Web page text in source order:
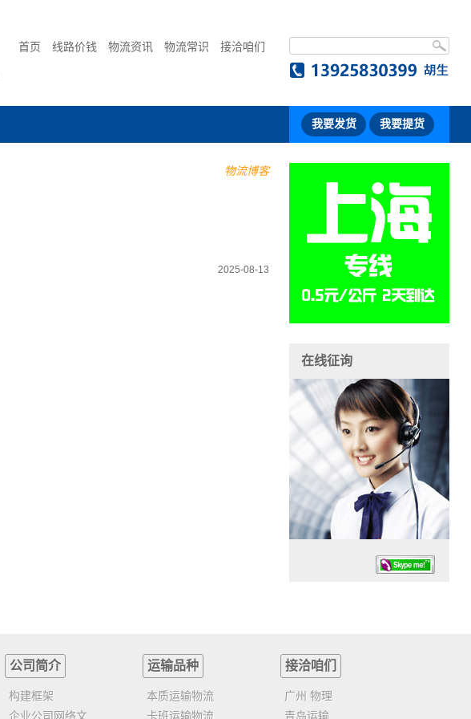
首页 线路价钱 物流资讯 物流常识 接洽咱们
我要发货 我要提货
物流博客
2025-08-13
在线征询
任务时候：07:30 – – 23:30
公司简介
构建框架
企业公司网络文
运输品种
本质运输物流
卡班运输物流
接洽咱们
广州 物理
青岛运输